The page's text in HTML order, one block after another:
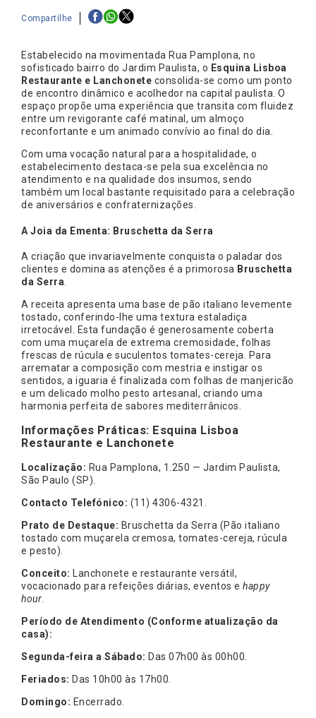
Compartilhe
Estabelecido na movimentada Rua Pamplona, no
sofisticado bairro do Jardim Paulista, o Esquina Lisboa
Restaurante e Lanchonete consolida-se como um ponto
de encontro dinâmico e acolhedor na capital paulista. O
espaço propõe uma experiência que transita com fluidez
entre um revigorante café matinal, um almoço
reconfortante e um animado convívio ao final do dia.
Com uma vocação natural para a hospitalidade, o
estabelecimento destaca-se pela sua excelência no
atendimento e na qualidade dos insumos, sendo
também um local bastante requisitado para a celebração
de aniversários e confraternizações.
A Joia da Ementa: Bruschetta da Serra
A criação que invariavelmente conquista o paladar dos
clientes e domina as atenções é a primorosa Bruschetta
da Serra.
A receita apresenta uma base de pão italiano levemente
tostado, conferindo-lhe uma textura estaladiça
irretocável. Esta fundação é generosamente coberta
com uma muçarela de extrema cremosidade, folhas
frescas de rúcula e suculentos tomates-cereja. Para
arrematar a composição com mestria e instigar os
sentidos, a iguaria é finalizada com folhas de manjericão
e um delicado molho pesto artesanal, criando uma
harmonia perfeita de sabores mediterrânicos.
Informações Práticas: Esquina Lisboa
Restaurante e Lanchonete
Localização: Rua Pamplona, 1.250 — Jardim Paulista,
São Paulo (SP).
Contacto Telefónico: (11) 4306-4321.
Prato de Destaque: Bruschetta da Serra (Pão italiano
tostado com muçarela cremosa, tomates-cereja, rúcula
e pesto).
Conceito: Lanchonete e restaurante versátil,
vocacionado para refeições diárias, eventos e happy
hour.
Período de Atendimento (Conforme atualização da
casa):
Segunda-feira a Sábado: Das 07h00 às 00h00.
Feriados: Das 10h00 às 17h00.
Domingo: Encerrado.